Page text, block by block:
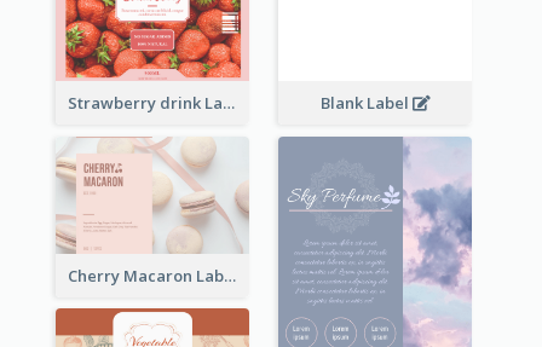
Strawberry drink Label Blank Label
Cherry Macaron Label